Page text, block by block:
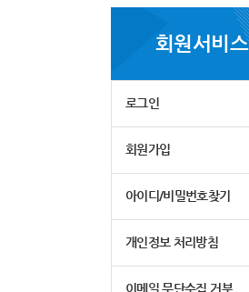
회원서비스
로그인
회원가입
아이디/비밀번호찾기
개인정보 처리방침
이메일 무단수집 거부